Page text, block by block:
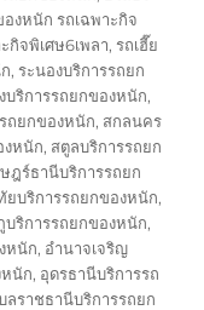
งหนัก รถเฉพาะกิจ
กิจพิเศษ6เพลา,รถเฮี๊ย
,ระนองบริการรถยก
บริการรถยกของหนัก,
ถยกของหนัก, สกลนคร
งหนัก, สตูลบริการรถยก
ฎร์ธานีบริการรถยก
ยบริการรถยกของหนัก,
บริการรถยกของหนัก,
หนัก, อำนาจเจริญ
หนัก, อุดรธานีบริการรถ
ลราชธานีบริการรถยก